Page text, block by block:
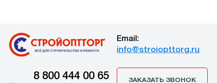
Email:
info@stroiopttorg.ru
8 800 444 00 65 ЗАКАЗАТЬ ЗВОНОК